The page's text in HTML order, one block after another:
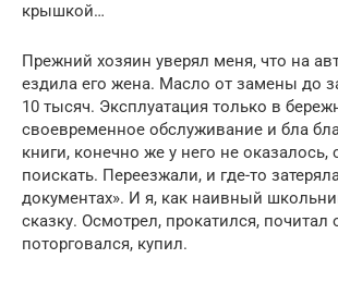
крышкой…
Прежний хозяин уверял меня, что на
ездила его жена. Масло от замены до
10 тысяч. Эксплуатация только в
своевременное обслуживание и бла
книги, конечно же у него не оказалось,
поискать. Переезжали, и где-то
документах». И я, как наивный
сказку. Осмотрел, прокатился, почитал
поторговался, купил.